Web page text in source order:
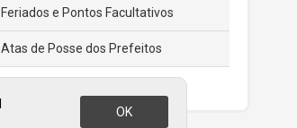
Feriados e Pontos Facultativos
Atas de Posse dos Prefeitos
OK